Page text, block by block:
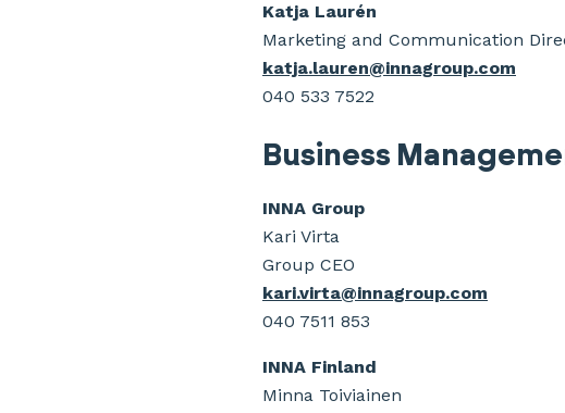
Katja Laurén
Marketing and Communication
katja.lauren@innagroup.com
040 533 7522
Business
INNA Group
Kari Virta
Group CEO
kari.virta@innagroup.com
040 7511 853
INNA Finland
Minna Toiviainen